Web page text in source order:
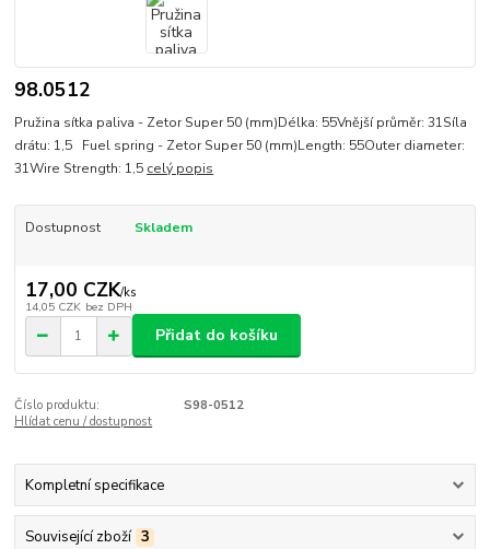
98.0512
Pružina sítka paliva - Zetor Super 50 (mm)Délka: 55Vnější průměr: 31Síla
drátu: 1,5 Fuel spring - Zetor Super 50 (mm)Length: 55Outer diameter:
31Wire Strength: 1,5 celý popis
Dostupnost Skladem
17,00 CZK/ks
14,05 CZK bez DPH
Přidat do košíku
Číslo produktu:
S98-0512
Hlídat cenu / dostupnost
Kompletní specifikace
Související zboží 3